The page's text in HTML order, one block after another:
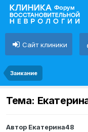
Сайт клиники
Заикание
Тема:
Автор Екатерина48